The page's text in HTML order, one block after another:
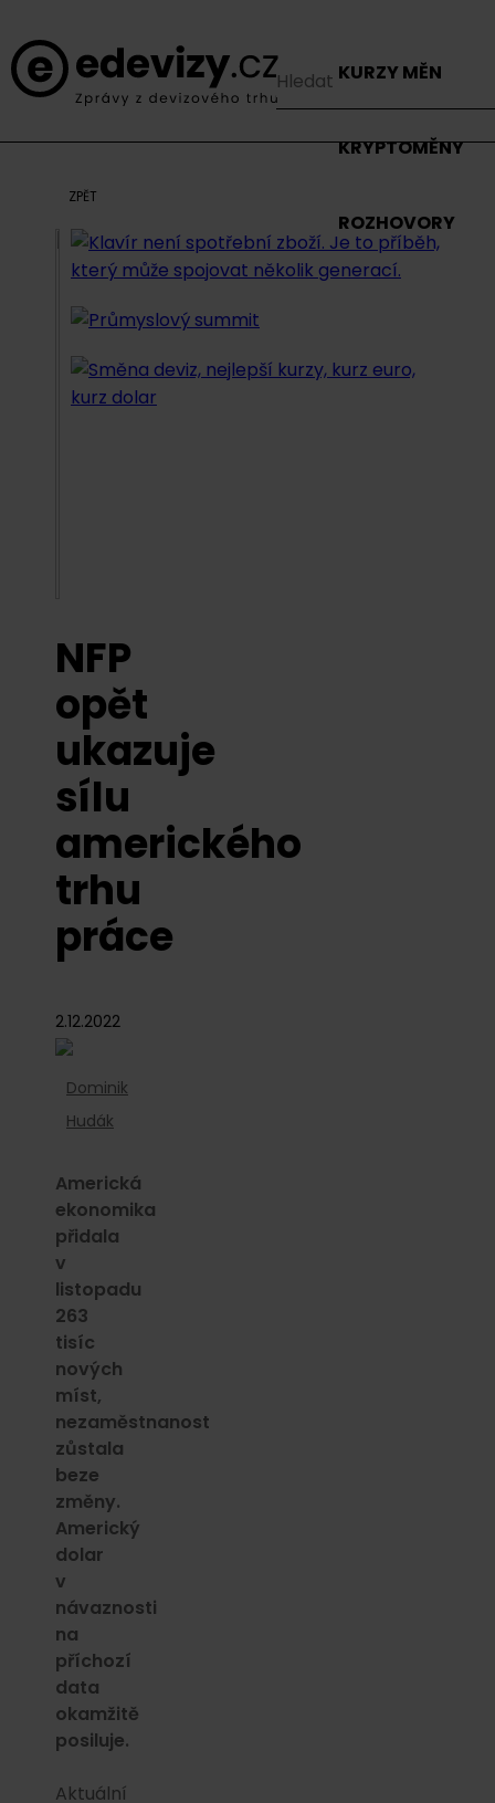
KURZY MĚN
KRYPTOMĚNY
ROZHOVORY
ZPĚT
NFP
opět
ukazuje
sílu
amerického
trhu
práce
2.12.2022
Dominik
Hudák
Americká
ekonomika
přidala
v
listopadu
263
tisíc
nových
míst,
nezaměstnanost
zůstala
beze
změny.
Americký
dolar
v
návaznosti
na
příchozí
data
okamžitě
posiluje.
Aktuální